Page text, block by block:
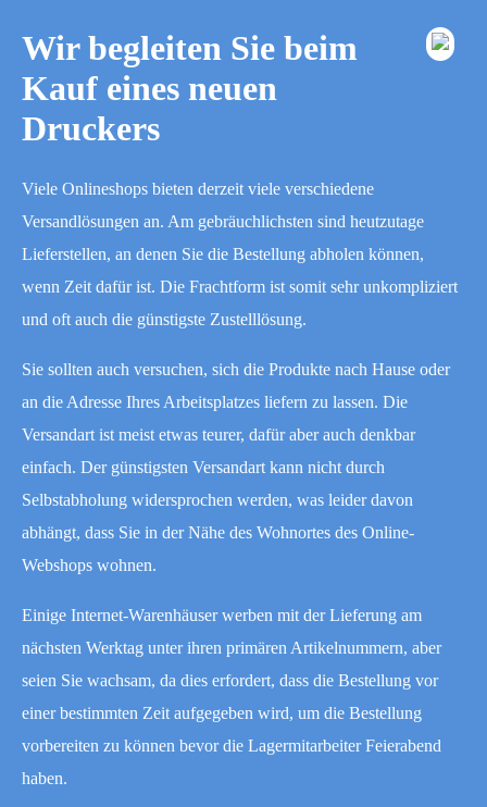
Wir begleiten Sie beim
Kauf eines neuen
Druckers
Viele Onlineshops bieten derzeit viele verschiedene
Versandlösungen an. Am gebräuchlichsten sind heutzutage
Lieferstellen, an denen Sie die Bestellung abholen können,
wenn Zeit dafür ist. Die Frachtform ist somit sehr unkompliziert
und oft auch die günstigste Zustelllösung.
Sie sollten auch versuchen, sich die Produkte nach Hause oder
an die Adresse Ihres Arbeitsplatzes liefern zu lassen. Die
Versandart ist meist etwas teurer, dafür aber auch denkbar
einfach. Der günstigsten Versandart kann nicht durch
Selbstabholung widersprochen werden, was leider davon
abhängt, dass Sie in der Nähe des Wohnortes des Online-
Webshops wohnen.
Einige Internet-Warenhäuser werben mit der Lieferung am
nächsten Werktag unter ihren primären Artikelnummern, aber
seien Sie wachsam, da dies erfordert, dass die Bestellung vor
einer bestimmten Zeit aufgegeben wird, um die Bestellung
vorbereiten zu können bevor die Lagermitarbeiter Feierabend
haben.